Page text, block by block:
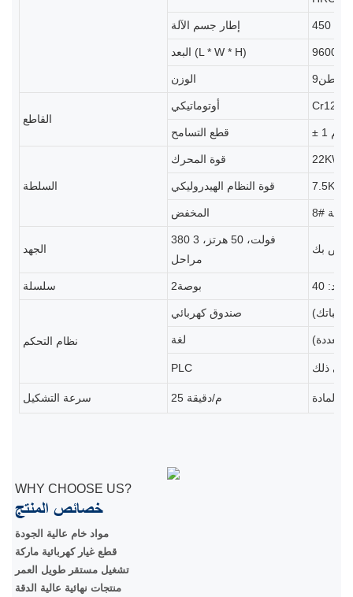
إطار جسم الآلة
البعد (L * W * H)
الوزن طن9
القاطع
أوتوماتيكي
قطع التسامح ± 1 مم
السلطة
قوة المحرك 22KW
قوة النظام الهيدروليكي 7.5KW
المخفض
الجهد
380 فولت، 50 هرتز، 3
مراحل
بك
سلسلة بوصة2
نظام التحكم
صندوق كهربائي
لغة متعددة)
PLC
سرعة التشكيل 25 م/دقيقة
WHY CHOOSE US?
خصائص المنتج
مواد خام عالية الجودة
قطع غيار كهربائية ماركة
تشغيل مستقر طويل العمر
منتجات نهائية عالية الدقة